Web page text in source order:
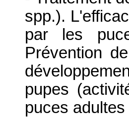
spp.).
par les
Prévention
pupes
puces